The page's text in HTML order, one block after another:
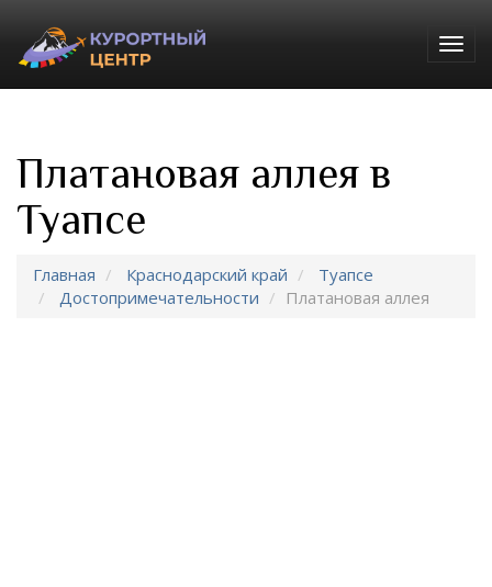
Платановая аллея в
Туапсе
Главная Краснодарский край
Туапсе
Достопримечательности
Платановая аллея